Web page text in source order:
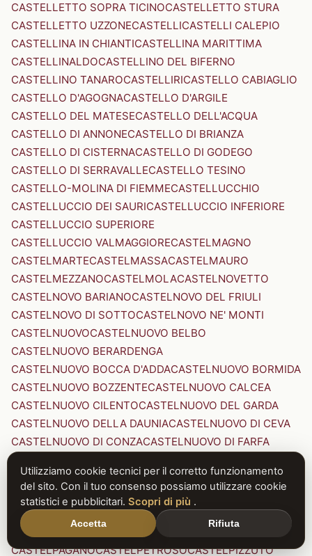
CASTELLETTO SOPRA TICINOCASTELLETTO STURA
CASTELLETTO UZZONECASTELLICASTELLI CALEPIO
CASTELLINA IN CHIANTICASTELLINA MARITTIMA
CASTELLINALDOCASTELLINO DEL BIFERNO
CASTELLINO TANAROCASTELLIRICASTELLO CABIAGLIO
CASTELLO D'AGOGNACASTELLO D'ARGILE
CASTELLO DEL MATESECASTELLO DELL'ACQUA
CASTELLO DI ANNONECASTELLO DI BRIANZA
CASTELLO DI CISTERNACASTELLO DI GODEGO
CASTELLO DI SERRAVALLECASTELLO TESINO
CASTELLO-MOLINA DI FIEMMECASTELLUCCHIO
CASTELLUCCIO DEI SAURICASTELLUCCIO INFERIORE
CASTELLUCCIO SUPERIORE
CASTELLUCCIO VALMAGGIORECASTELMAGNO
CASTELMARTECASTELMASSACASTELMAURO
CASTELMEZZANOCASTELMOLACASTELNOVETTO
CASTELNOVO BARIANOCASTELNOVO DEL FRIULI
CASTELNOVO DI SOTTOCASTELNOVO NE' MONTI
CASTELNUOVOCASTELNUOVO BELBO
CASTELNUOVO BERARDENGA
CASTELNUOVO BOCCA D'ADDACASTELNUOVO BORMIDA
CASTELNUOVO BOZZENTECASTELNUOVO CALCEA
CASTELNUOVO CILENTOCASTELNUOVO DEL GARDA
CASTELNUOVO DELLA DAUNIACASTELNUOVO DI CEVA
CASTELNUOVO DI CONZACASTELNUOVO DI FARFA
CASTELNUOVO DI PORTO CASTELNUOVO DON BOSCO
CASTELNUOVO MAGRACASTELNUOVO NIGRA
CASTELNUOVO PARANOCASTELNUOVO RANGONE
CASTELNUOVO SCRIVIA
CASTELNUOVO VAL DI CECINA
CASTELPAGANOCASTELPETROSOCASTELPIZZUTO
Utilizziamo cookie tecnici per il corretto funzionamento
del sito. Con il tuo consenso possiamo utilizzare cookie
statistici e pubblicitari. Scopri di più .
Accetta Rifiuta